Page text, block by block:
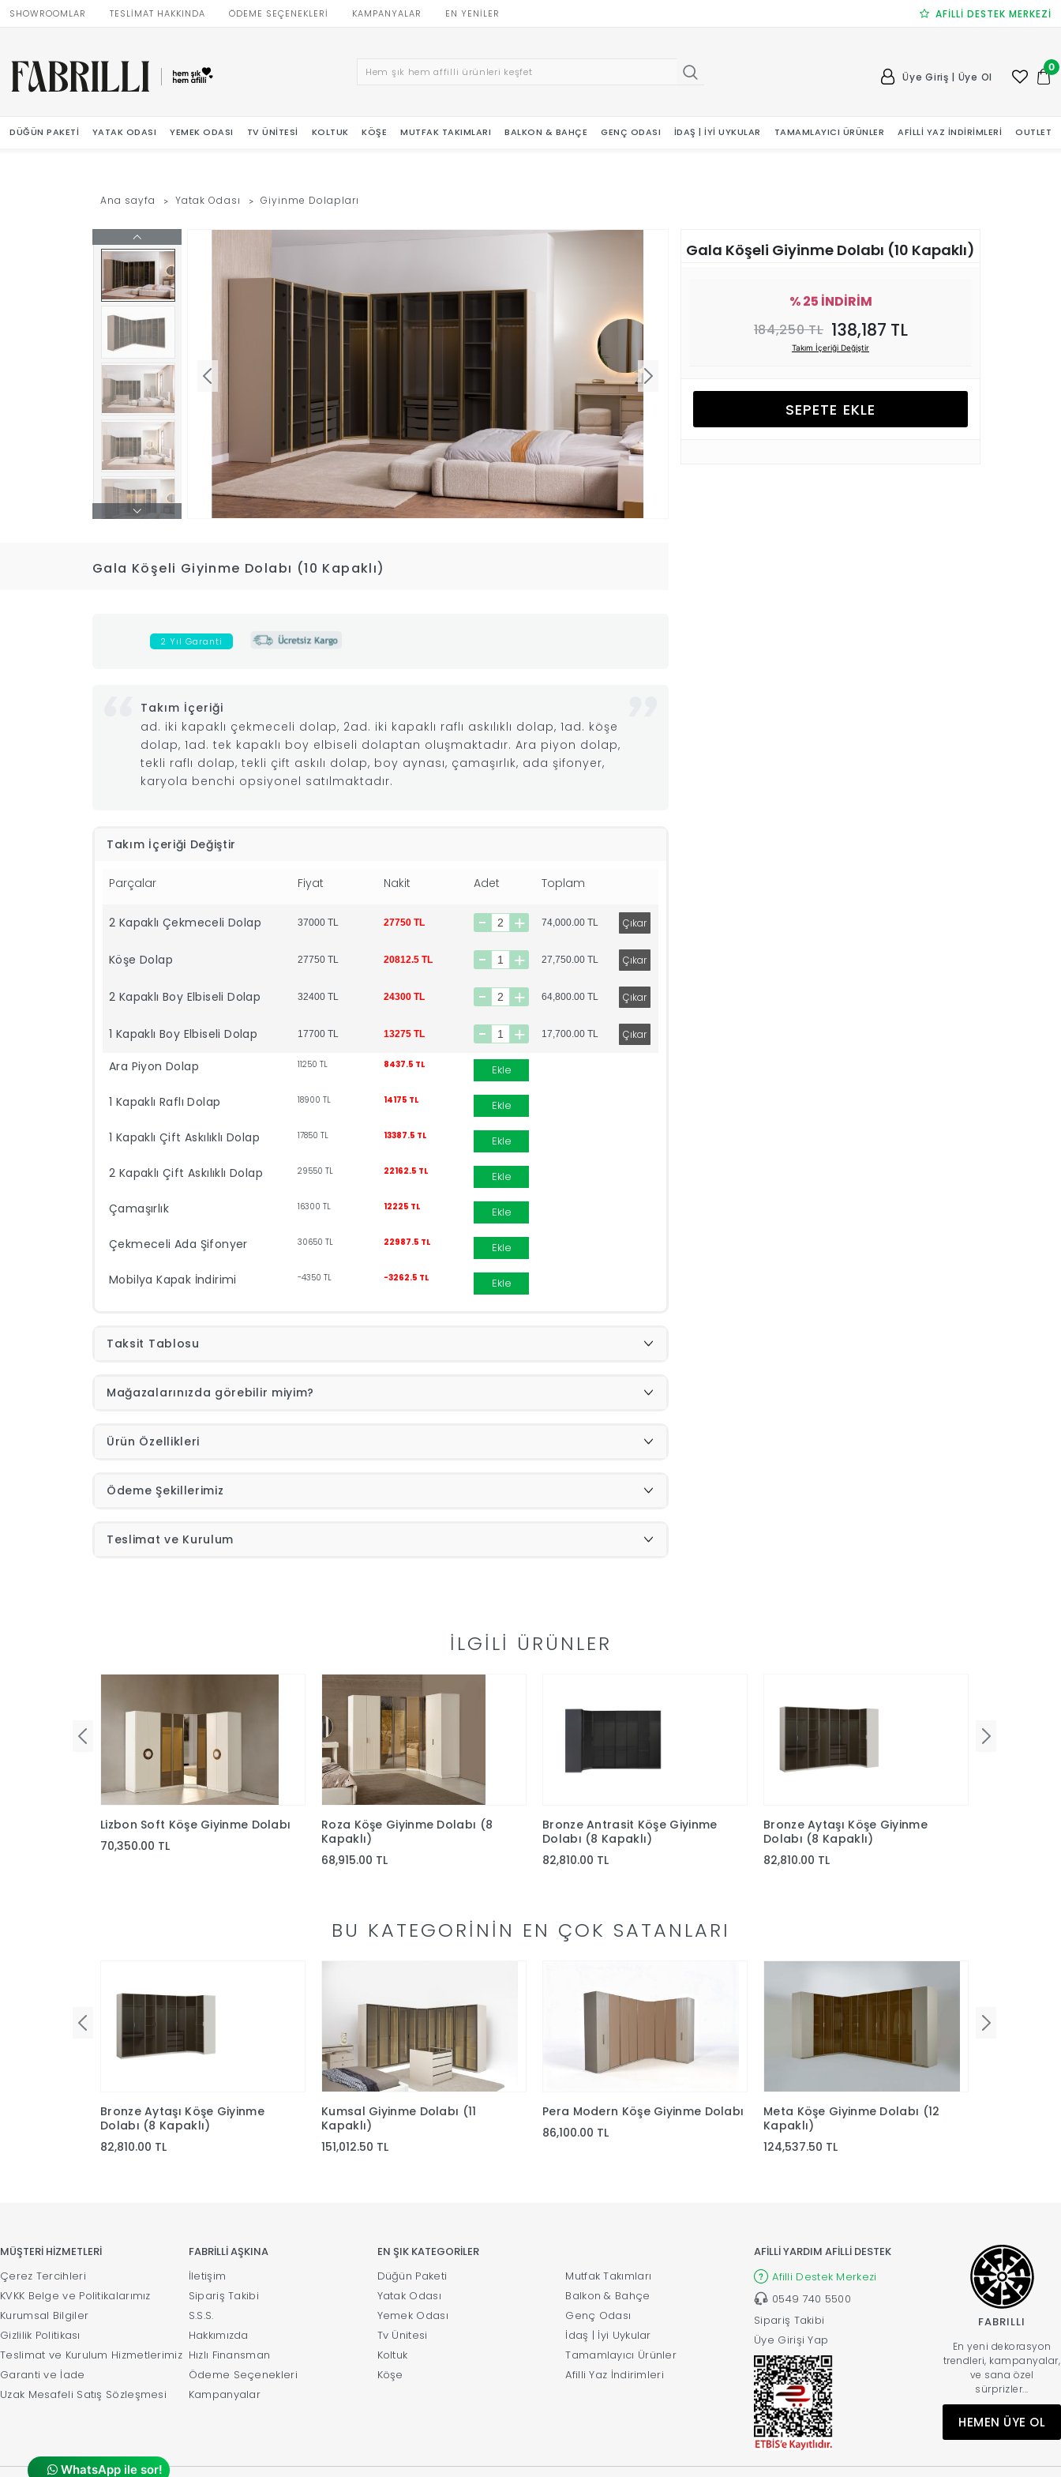
SHOWROOMLAR TESLİMAT HAKKINDA ÖDEME SEÇENEKLERİ KAMPANYALAR EN YENILER AFİLLİ DESTEK MERKEZİ
Üye Giriş | Üye Ol
0
DÜĞÜN PAKETI YATAK ODASI YEMEK ODASI TV ÜNITESI KOLTUK KÖŞE MUTFAK TAKIMLARI BALKON & BAHÇE GENÇ ODASI İDAŞ | İYI UYKULAR TAMAMLAYICI ÜRÜNLER AFILLI YAZ İNDIRIMLERI OUTLET
Ana sayfa Yatak Odası Giyinme Dolapları
Gala Köşeli Giyinme Dolabı (10 Kapaklı)
2 Yıl Garanti
Takım İçeriği
ad. iki kapaklı çekmeceli dolap, 2ad. iki kapaklı raflı askılıklı dolap, 1ad. köşe
dolap, 1ad. tek kapaklı boy elbiseli dolaptan oluşmaktadır. Ara piyon dolap,
tekli raflı dolap, tekli çift askılı dolap, boy aynası, çamaşırlık, ada şifonyer,
karyola benchi opsiyonel satılmaktadır.
Takım İçeriği Değiştir
Parçalar Fiyat Nakit Adet Toplam
2 Kapaklı Çekmeceli Dolap 37000 TL 27750 TL 74,000.00 TL
Köşe Dolap 27750 TL 20812.5 TL 27,750.00 TL
2 Kapaklı Boy Elbiseli Dolap 32400 TL 24300 TL 64,800.00 TL
1 Kapaklı Boy Elbiseli Dolap 17700 TL 13275 TL 17,700.00 TL
Ara Piyon Dolap 11250 TL 8437.5 TL Ekle
1 Kapaklı Raflı Dolap 18900 TL 14175 TL Ekle
1 Kapaklı Çift Askılıklı Dolap 17850 TL 13387.5 TL Ekle
2 Kapaklı Çift Askılıklı Dolap 29550 TL 22162.5 TL Ekle
Çamaşırlık 16300 TL 12225 TL Ekle
Çekmeceli Ada Şifonyer 30650 TL 22987.5 TL Ekle
Mobilya Kapak İndirimi -4350 TL -3262.5 TL Ekle
Taksit Tablosu
Mağazalarınızda görebilir miyim?
Ürün Özellikleri
Ödeme Şekillerimiz
Teslimat ve Kurulum
Gala Köşeli Giyinme Dolabı (10 Kapaklı)
% 25 İNDİRİM
184,250 TL 138,187 TL
Takım İçeriği Değiştir
SEPETE EKLE
İLGILI ÜRÜNLER
Lizbon Soft Köşe Giyinme Dolabı
70,350.00 TL
Roza Köşe Giyinme Dolabı (8
Kapaklı)
68,915.00 TL
Bronze Antrasit Köşe Giyinme
Dolabı (8 Kapaklı)
82,810.00 TL
Bronze Aytaşı Köşe Giyinme
Dolabı (8 Kapaklı)
82,810.00 TL
BU KATEGORININ EN ÇOK SATANLARI
Bronze Aytaşı Köşe Giyinme
Dolabı (8 Kapaklı)
82,810.00 TL
Kumsal Giyinme Dolabı (11
Kapaklı)
151,012.50 TL
Pera Modern Köşe Giyinme Dolabı
86,100.00 TL
Meta Köşe Giyinme Dolabı (12
Kapaklı)
124,537.50 TL
MÜŞTERİ HİZMETLERİ
Çerez Tercihleri
KVKK Belge ve Politikalarımız
Kurumsal Bilgiler
Gizlilik Politikası
Teslimat ve Kurulum Hizmetlerimiz
Garanti ve İade
Uzak Mesafeli Satış Sözleşmesi
FABRİLLİ AŞKINA
İletişim
Sipariş Takibi
S.S.S.
Hakkımızda
Hızlı Finansman
Ödeme Seçenekleri
Kampanyalar
EN ŞIK KATEGORİLER
Düğün Paketi
Yatak Odası
Yemek Odası
Tv Ünitesi
Koltuk
Köşe
Mutfak Takımları
Balkon & Bahçe
Genç Odası
İdaş | İyi Uykular
Tamamlayıcı Ürünler
Afilli Yaz İndirimleri
AFİLLİ YARDIM AFİLLİ DESTEK
Afilli Destek Merkezi
0549 740 5500
Sipariş Takibi
Üye Girişi Yap
FABRILLI
En yeni dekorasyon
trendleri, kampanyalar,
ve sana özel
sürprizler...
HEMEN ÜYE OL
WhatsApp ile sor!